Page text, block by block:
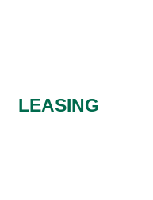
LEASING